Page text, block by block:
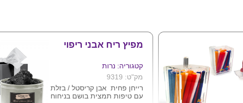
מפיץ ריח אבני ריפוי
קטגוריה: נרות
מק"ט: 9319
רייחן פחית אבן קריסטל / בזלת
עם טיפות תמצית בושם בניחוח